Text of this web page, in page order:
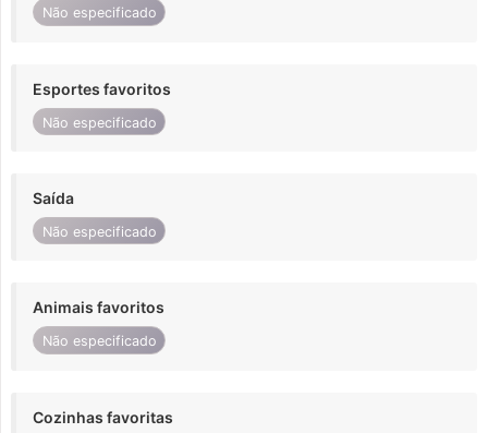
Não especificado
Esportes favoritos
Não especificado
Saída
Não especificado
Animais favoritos
Não especificado
Cozinhas favoritas